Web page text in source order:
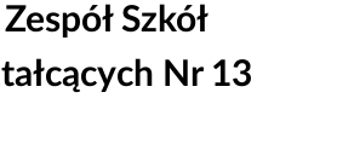
Szkół
Nr 13